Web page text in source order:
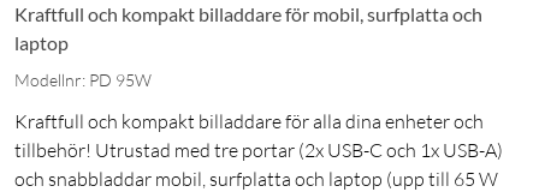
Kraftfull och kompakt billaddare för mobil, surfplatta och
laptop
Modellnr: PD 95W
Kraftfull och kompakt billaddare för alla dina enheter och
tillbehör! Utrustad med tre portar (2x USB-C och 1x USB-A)
och snabbladdar mobil, surfplatta och laptop (upp till 65 W